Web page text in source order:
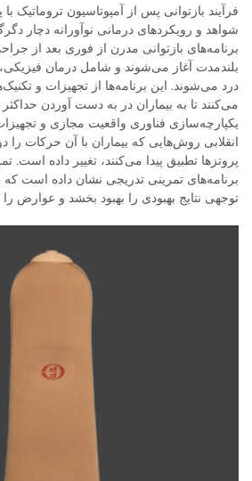
فرآیند بازتوانی پس از آمپوتاسیون تروماتیک
شواهد و رویکردهای درمانی نوآورانه دچار
برنامه‌های بازتوانی مدرن از فوری بعد از
بلندمدت آغاز می‌شوند و شامل درمان
درد می‌شوند. این برنامه‌ها از تجهیزات و
می‌کنند تا به بیماران در به دست آوردن
یکپارچه‌سازی فناوری واقعیت مجازی و
انقلابی روش‌هایی که بیماران با آن حرکات را
پروتزها تطبیق پیدا می‌کنند، تغییر داده است.
برنامه‌های تمرینی تدریجی نشان داده است که
توجهی نتایج بهبودی را بهبود بخشد و عوارض